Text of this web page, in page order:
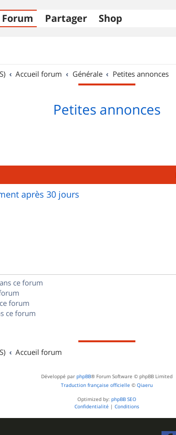
Forum Partager Shop
Accueil forum Générale Petites annonces
Petites annonces
après 30 jours
ce forum
forum
ce forum
Accueil forum
Développé par phpBB® Forum Software © phpBB Limited
Traduction française officielle © Qiaeru
Optimized by: phpBB SEO
Confidentialité | Conditions